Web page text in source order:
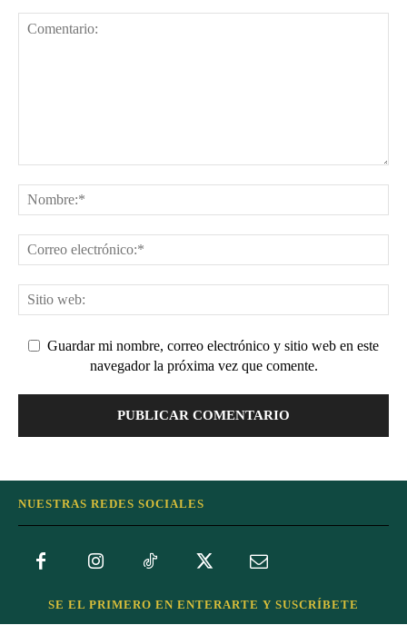
Guardar mi nombre, correo electrónico y sitio web en este
navegador la próxima vez que comente.
NUESTRAS REDES SOCIALES
SE EL PRIMERO EN ENTERARTE Y SUSCRÍBETE